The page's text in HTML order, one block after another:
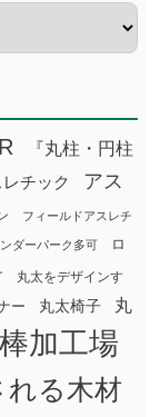
『丸柱・円柱
レチック
アス
フィールドアスレチ
ダーパーク多可
ロ
丸太をデザインす
ー 丸太椅子 丸
加工場
れる木材